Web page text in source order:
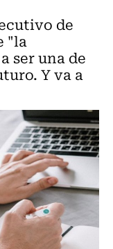
de
"la
ser una de
Y va a